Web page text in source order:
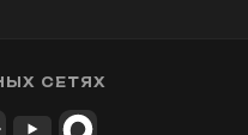
СЕТЯХ